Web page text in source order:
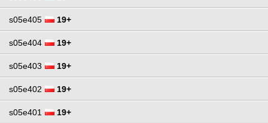
s05e405 19+
s05e404 19+
s05e403 19+
s05e402 19+
s05e401 19+